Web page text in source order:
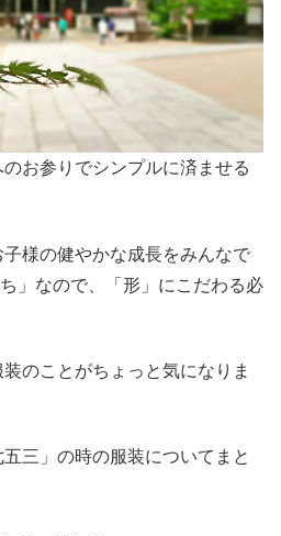
お参りでシンプルに済ませる
様の健やかな成長をみんなで
」なので、「形」にこだわる必
のことがちょっと気になりま
三」の時の服装についてまと